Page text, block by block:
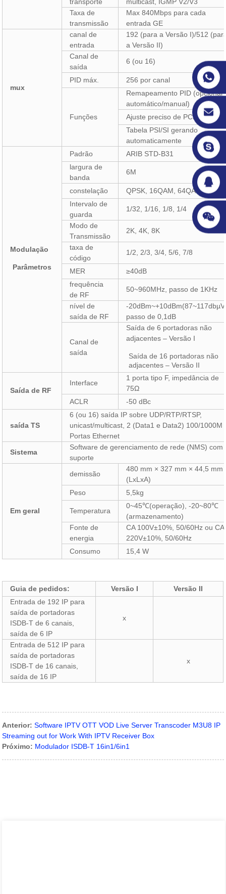
Taxa de
transmissão
Max 840Mbps para cada
entrada GE
mux
canal de
entrada
192 (para a Versão I)/512
a Versão II)
Canal de
saída
6 (ou 16)
PID máx. 256 por canal
Funções
Remapeamento PID (opcional
automático/manual)
Ajuste preciso de PCR
Tabela PSI/SI gerando
automaticamente
Modulação
Parâmetros
Padrão
ARIB STD-B31
largura de
banda
6M
constelação
QPSK, 16QAM, 64QAM
Intervalo de
guarda
1/32, 1/16, 1/8, 1/4
Modo de
Transmissão
2K, 4K, 8K
taxa de
código
1/2, 2/3, 3/4, 5/6, 7/8
MER
≥40dB
frequência
de RF
50~960MHz, passo de 1KHz
nível de
saída de RF
-
passo de 0,1dB
Canal de
saída
Saída de 6 portadoras não
adjacentes – Versão I
Saída de 16 portadoras não
adjacentes – Versão II
Saída de RF
Interface
1 porta tipo F, impedância de
75Ω
ACLR
-50 dBc
saída TS
6 (ou 16) saída IP sobre UDP/RTP/RTSP,
unicast/multicast, 2 (Data1 e Data2) 100/1000M
Portas Ethernet
Sistema
Software de gerenciamento de rede (NMS) com
suporte
Em geral
demissão
480 mm × 327 mm × 44,5 mm
(LxLxA)
Peso
5,5kg
Temperatura
0~45℃(operação), -20~80℃
(armazenamento)
Fonte de
energia
CA 100V±10%, 50/60Hz ou CA
220V±10%, 50/60Hz
Consumo
15,4 W
Guia de pedidos: Versão I
Versão II
Entrada de 192 IP para
saída de portadoras
ISDB-T de 6 canais,
saída de 6 IP
x
Entrada de 512 IP para
saída de portadoras
ISDB-T de 16 canais,
saída de 16 IP
x
Anterior: Software IPTV OTT VOD Live Server Transcoder M3U8 IP
Streaming out for Work With IPTV Receiver Box
Próximo: Modulador ISDB-T 16in1/6in1